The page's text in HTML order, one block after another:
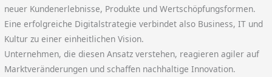
neuer Kundenerlebnisse, Produkte und Wertschöpfungsformen.
Eine erfolgreiche Digitalstrategie verbindet also Business, IT und
Kultur zu einer einheitlichen Vision.
Unternehmen, die diesen Ansatz verstehen, reagieren agiler auf
Marktveränderungen und schaffen nachhaltige Innovation.